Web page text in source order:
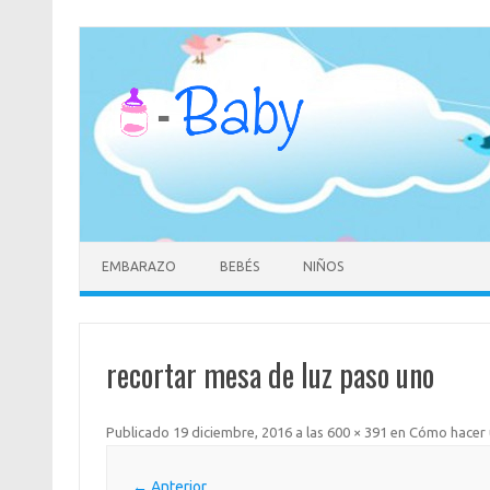
Saltar
EMBARAZO BEBÉS NIÑOS
recortar mesa de luz paso uno
Publicado 19 diciembre, 2016a las 600 × 391 en Cómo